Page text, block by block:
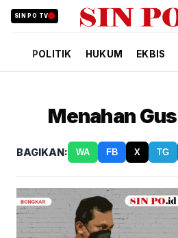
SIN PO TV
POLITIK HUKUM EKBIS
Menahan
BAGIKAN: WA FB X TG